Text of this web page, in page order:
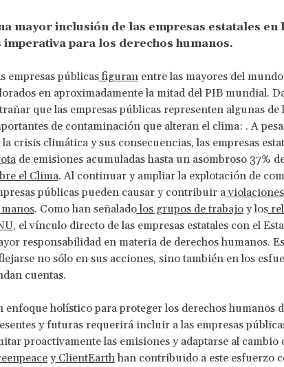
mayor inclusión de las empresas estatales
imperativa para los derechos humanos.
empresas públicasfiguranentre las mayores del
en aproximadamente la mitad del PIB mundial.
que las empresas públicas representen algunas de
de contaminación que alteran el clima: . A
la crisis climática y sus consecuencias, las empresas
de emisiones acumuladas hasta un asombroso 37%
el Clima. Al continuar y ampliar la explotación de
públicas pueden causar y contribuir aviolaciones
. Como han señaladolos grupos de trabajoy los
, el vínculo directo de las empresas estatales con el
responsabilidad en materia de derechos humanos.
no sólo en sus acciones, sino también en los
cuentas.
enfoque holístico para proteger los derechos humanos
y futuras requerirá incluir a las empresas
proactivamente las emisiones y adaptarse al cambio
yClientEarthhan contribuido a este esfuerzo